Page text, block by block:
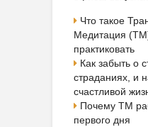
Что такое
Медитация
практиковать
Как забыть о
страданиях, и
счастливой
Почему ТМ
первого дня